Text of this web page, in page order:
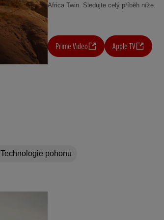
Africa Twin. Sledujte celý příběh níže.
Prime Video Apple TV
Technologie pohonu